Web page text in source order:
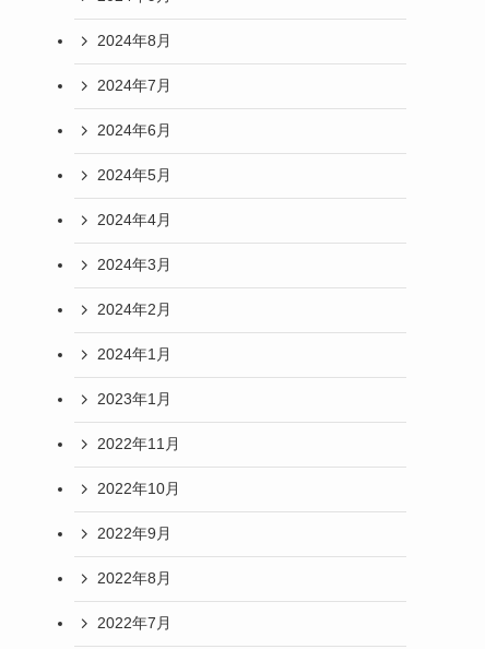
2024年8月
2024年7月
2024年6月
2024年5月
2024年4月
2024年3月
2024年2月
2024年1月
2023年1月
2022年11月
2022年10月
2022年9月
2022年8月
2022年7月